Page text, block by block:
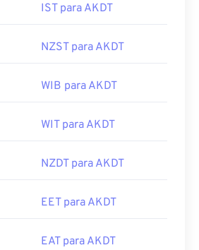
IST para AKDT
NZST para AKDT
WIB para AKDT
WIT para AKDT
NZDT para AKDT
EET para AKDT
EAT para AKDT